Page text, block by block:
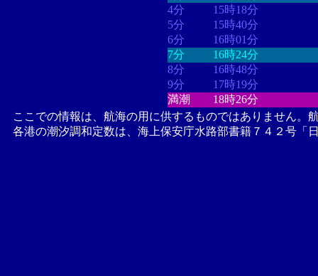
4分
15時18分
5分
15時40分
6分
16時01分
7分
16時24分
8分
16時48分
9分
17時19分
満潮
18時26分
ここでの情報は、航海の用に供するものではありません。
各港の潮汐調和定数は、海上保安庁水路部書籍７４２号「